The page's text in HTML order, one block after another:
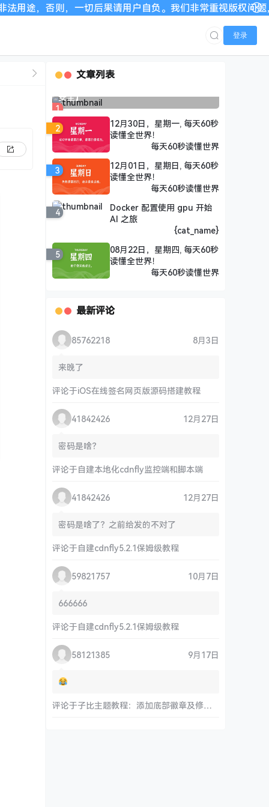
切后果请用户自负。我们非常重视版权问题，如有侵权
登录
文章列表
1
安全】
2
12月30日，星期一, 每天60秒
读懂全世界！
每天60秒读懂世界
3
12月01日，星期日, 每天60秒
读懂全世界！
每天60秒读懂世界
4
Docker 配置使用 gpu 开始
AI 之旅
{cat_name}
5
08月22日，星期四, 每天60秒
读懂全世界！
每天60秒读懂世界
最新评论
85762218 8月3日
来晚了
评论于iOS在线签名网页版源码搭建教程
41842426 12月27日
密码是啥？
评论于自建本地化cdnfly监控端和脚本端
41842426 12月27日
密码是啥了？之前给发的不对了
评论于自建cdnfly5.2.1保姆级教程
59821757 10月7日
666666
评论于自建cdnfly5.2.1保姆级教程
58121385 9月17日
评论于子比主题教程：添加底部徽章及修改链接和运行时间